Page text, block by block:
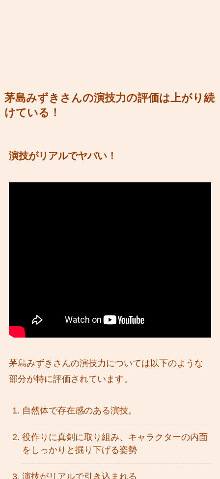
茅島みずきさんの演技力の評価は上がり続
けている！
演技がリアルでヤバい！
茅島みずきさんの演技力については以下のような
部分が特に評価されています。
自然体で存在感のある演技。
役作りに真剣に取り組み、キャラクターの内面
をしっかりと掘り下げる姿勢
演技がリアルで引き込まれる